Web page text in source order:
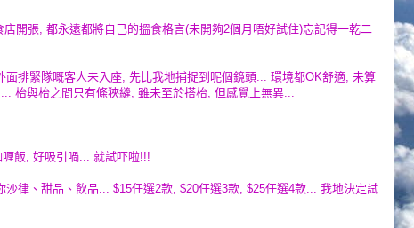
開張, 都永遠都將自己的搵食格言(未開夠2個月唔好試住)忘記得一乾二
排緊隊嘅客人未入座, 先比我地捕捉到呢個鏡頭... 環境都OK舒適, 未算
枱與枱之間只有條狹縫, 雖未至於搭枱, 但感覺上無異...
飯, 好吸引喎... 就試吓啦!!!
律、甜品、飲品... $15任選2款, $20任選3款, $25任選4款... 我地決定試